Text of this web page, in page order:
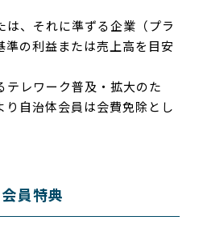
、それに準ずる企業（プラ
準の利益または売上高を目安
テレワーク普及・拡大のた
り自治体会員は会費免除とし
員特典